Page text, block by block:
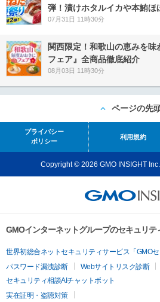
弾！漬けホタルイカや本鮪ほ
07月31日 11時30分
関西限定！和歌山の恵みを
フェア』全商品徹底紹介
08月03日 11時30分
ページの先
プライバシー
ポリシー
利用規約
Copyright © 2026 GMO INSIGHT
GMOインターネットグループのセキュリテ
世界初総合ネットセキュリティサービス「GMOセ
パスワード漏洩診断
Webサイトリスク診断
セキュリティ相談AIチャットボット
実在証明・盗聴対策